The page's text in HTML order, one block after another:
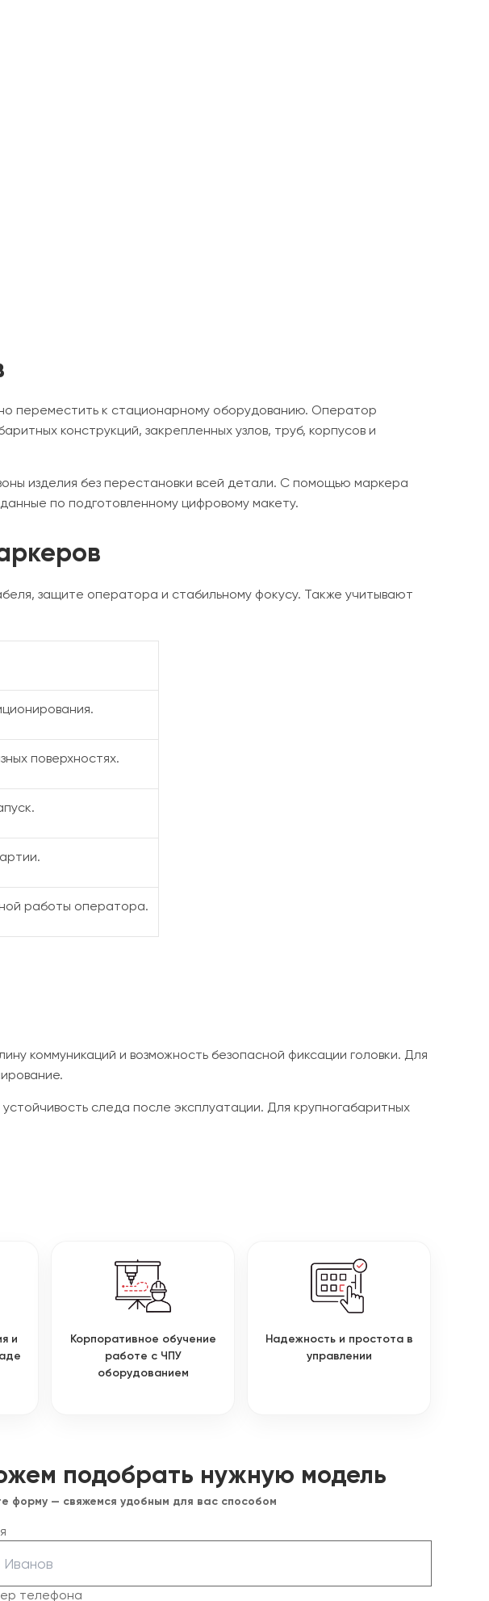
переместить к стационарному оборудованию. Оператор
конструкций, закрепленных узлов, труб, корпусов и
изделия без перестановки всей детали. С помощью маркера
по подготовленному цифровому макету.
защите оператора и стабильному фокусу. Также учитывают
поверхностях.
работы оператора.
коммуникаций и возможность безопасной фиксации головки. Для
следа после эксплуатации. Для крупногабаритных
и
Корпоративное обучение
работе с ЧПУ
оборудованием
Надежность и простота в
управлении
подобрать нужную модель
форму — свяжемся удобным для вас способом
телефона